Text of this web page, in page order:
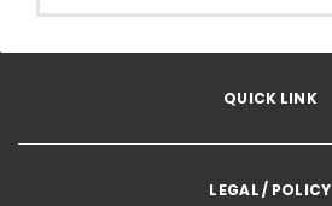
QUICK LINK
LEGAL / POLICY